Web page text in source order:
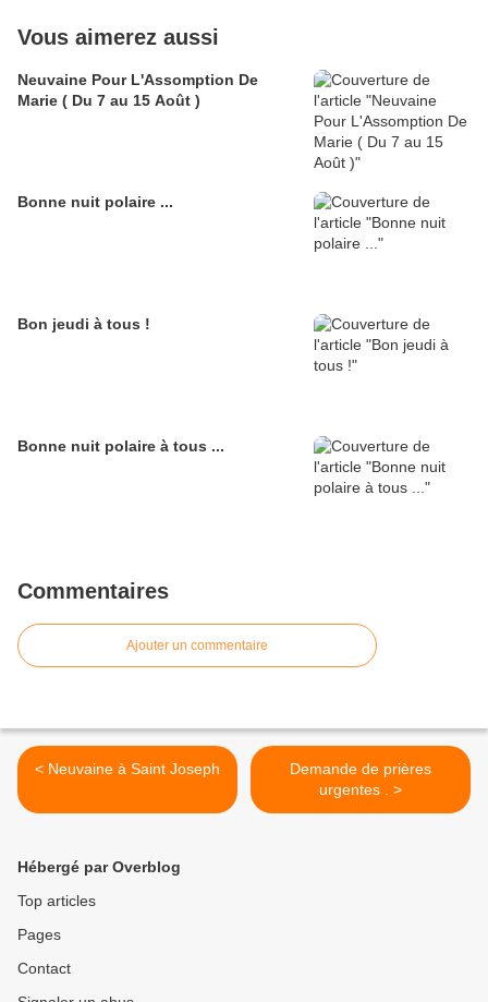
Vous aimerez aussi
Neuvaine Pour L'Assomption De
Marie ( Du 7 au 15 Août )
Bonne nuit polaire ...
Bon jeudi à tous !
Bonne nuit polaire à tous ...
Commentaires
Ajouter un commentaire
< Neuvaine à Saint Joseph
Demande de prières
urgentes . >
Hébergé par Overblog
Top articles
Pages
Contact